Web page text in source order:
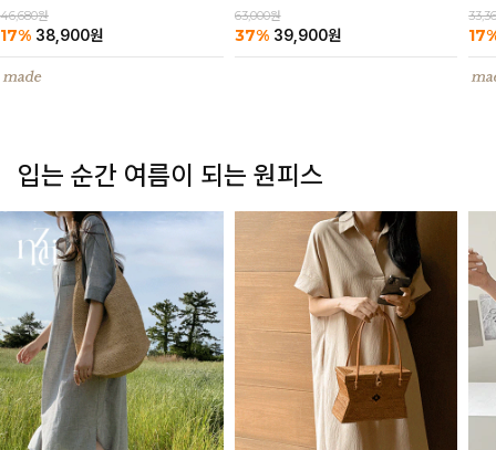
46,680원
17% 38,900원
63,000원
37% 39,900원
입는 순간 여름이 되는 원피스